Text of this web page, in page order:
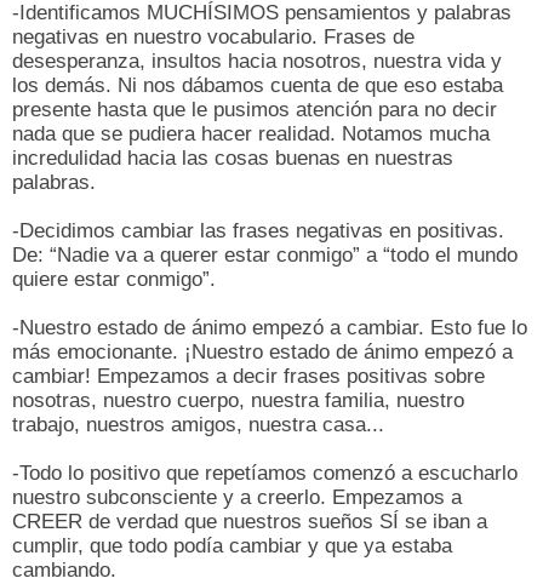
-Identificamos MUCHÍSIMOS pensamientos y palabras
negativas en nuestro vocabulario. Frases de
desesperanza, insultos hacia nosotros, nuestra vida y
los demás. Ni nos dábamos cuenta de que eso estaba
presente hasta que le pusimos atención para no decir
nada que se pudiera hacer realidad. Notamos mucha
incredulidad hacia las cosas buenas en nuestras
palabras.
-Decidimos cambiar las frases negativas en positivas.
De: “Nadie va a querer estar conmigo” a “todo el mundo
quiere estar conmigo”.
-Nuestro estado de ánimo empezó a cambiar. Esto fue lo
más emocionante. ¡Nuestro estado de ánimo empezó a
cambiar! Empezamos a decir frases positivas sobre
nosotras, nuestro cuerpo, nuestra familia, nuestro
trabajo, nuestros amigos, nuestra casa...
-Todo lo positivo que repetíamos comenzó a escucharlo
nuestro subconsciente y a creerlo. Empezamos a
CREER de verdad que nuestros sueños SÍ se iban a
cumplir, que todo podía cambiar y que ya estaba
cambiando.